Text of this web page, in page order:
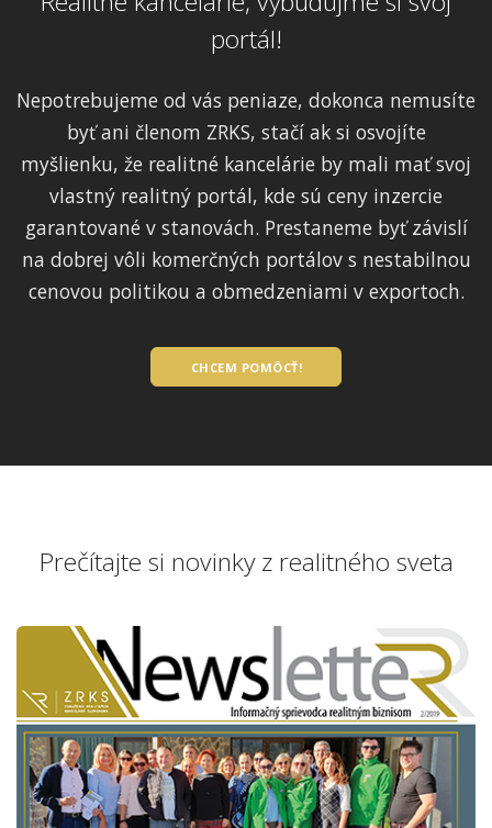
portál!
Nepotrebujeme od vás peniaze, dokonca nemusíte
byť ani členom ZRKS, stačí ak si osvojíte
myšlienku, že realitné kancelárie by mali mať svoj
vlastný realitný portál, kde sú ceny inzercie
garantované v stanovách. Prestaneme byť závislí
na dobrej vôli komerčných portálov s nestabilnou
cenovou politikou a obmedzeniami v exportoch.
CHCEM POMÔCŤ!
Prečítajte si novinky z realitného sveta